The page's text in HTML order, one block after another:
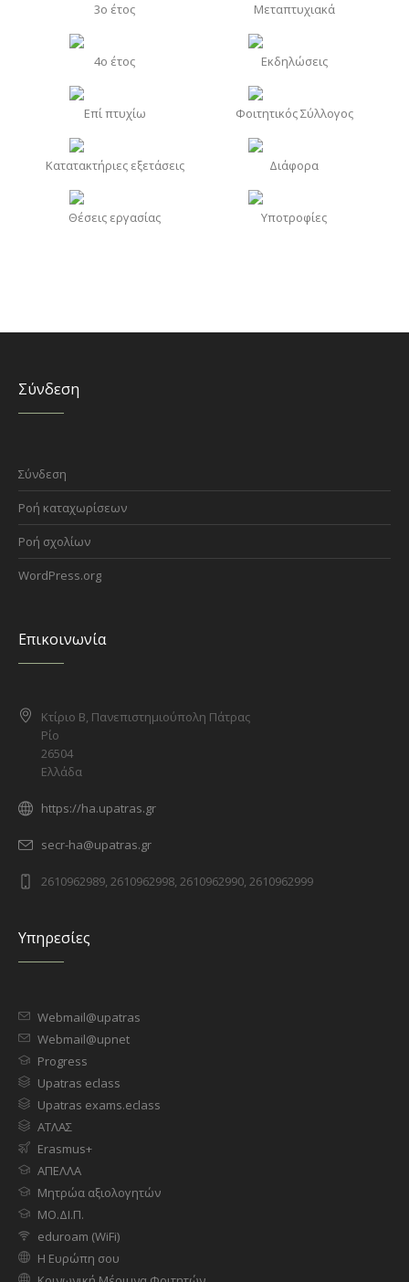
3o έτος Μεταπτυχιακά
4o έτος Εκδηλώσεις
Επί πτυχίω Φοιτητικός Σύλλογος
Κατατακτήριες εξετάσεις Διάφορα
Θέσεις εργασίας Υποτροφίες
Σύνδεση
Σύνδεση
Ροή καταχωρίσεων
Ροή σχολίων
WordPress.org
Επικοινωνία
Κτίριο Β, Πανεπιστημιούπολη Πάτρας
Ρίο
26504
Ελλάδα
https://ha.upatras.gr
secr-ha@upatras.gr
2610962989, 2610962998, 2610962990, 2610962999
Υπηρεσίες
Webmail@upatras
Webmail@upnet
Progress
Upatras eclass
Upatras exams.eclass
ΑΤΛΑΣ
Erasmus+
ΑΠΕΛΛΑ
Μητρώα αξιολογητών
ΜΟ.ΔΙ.Π.
eduroam (WiFi)
Η Ευρώπη σου